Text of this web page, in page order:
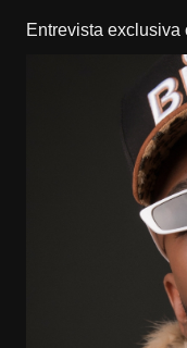
Entrevista exclusiva